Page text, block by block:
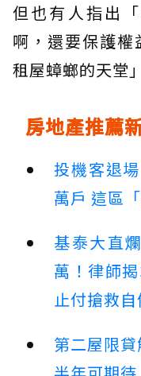
但也有人指出
啊，還要保護權
租屋蟑螂的天堂
房地產推薦
投機客退
萬戶 這區
基泰大直
萬！律師
止付搶救
第二屋限